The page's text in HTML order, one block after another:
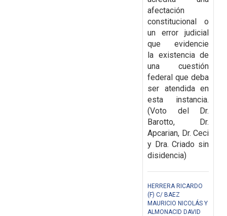
afectación
constitucional o
un error judicial
que evidencie
la existencia de
una cuestión
federal que deba
ser atendida en
esta instancia.
(Voto del Dr.
Barotto, Dr.
Apcarian, Dr. Ceci
y Dra. Criado sin
disidencia)
HERRERA RICARDO
(F) C/ BAEZ
MAURICIO NICOLÁS Y
ALMONACID DAVID